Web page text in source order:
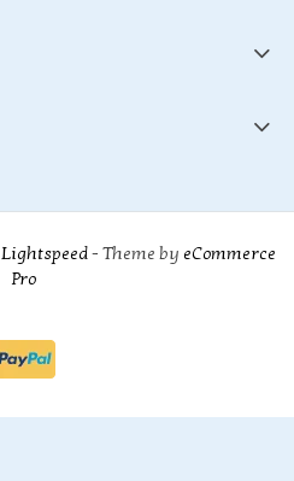
Lightspeed- Theme by eCommerce
Pro